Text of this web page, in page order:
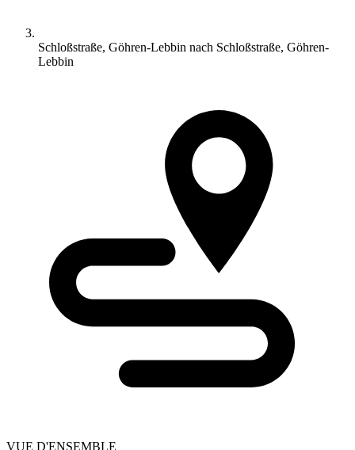
Schloßstraße, Göhren-Lebbin nach Schloßstraße, Göhren-
Lebbin
VUE D'ENSEMBLE